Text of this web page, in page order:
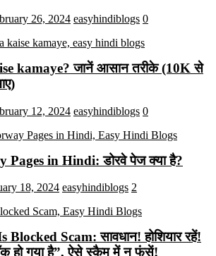
26, 2024 easyhindiblogs 0
kamaye? जानें आसान तरीके (10K से
12, 2024 easyhindiblogs 0
Pages in Hindi: डोरवे पेज क्या है?
18, 2024 easyhindiblogs 2
Scam: सावधान! होशियार रहें!
हो गया है”, ऐसे स्कैम में न फंसें!